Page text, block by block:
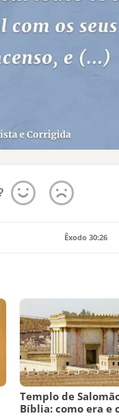
Êxodo 30:26
Templo de
Bíblia: como era e